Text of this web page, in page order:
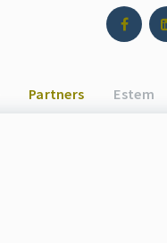
Partners Estem